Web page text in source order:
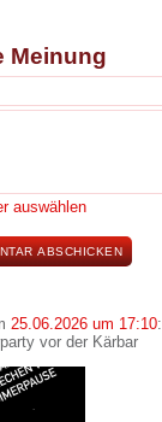
Meinung
auswählen
25.06.2026 um 17:10:
vor der Kärbar